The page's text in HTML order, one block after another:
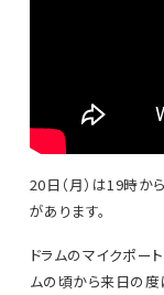
20日（月）は19時
があります。
ドラムのマイクポー
ムの頃から来日の